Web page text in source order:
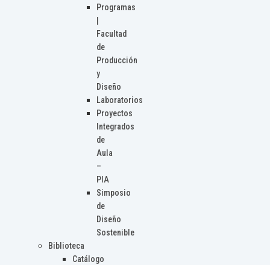
Programas
Facultad
de
Producción
y
Diseño
Laboratorios
Proyectos
Integrados
de
Aula
–
PIA
Simposio
de
Diseño
Sostenible
Biblioteca
Catálogo